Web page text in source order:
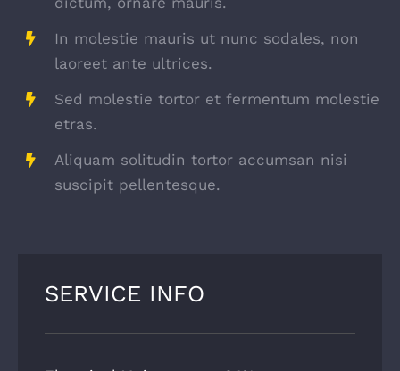
In molestie mauris ut nunc sodales, non
laoreet ante ultrices.
Sed molestie tortor et fermentum molestie
etras.
Aliquam solitudin tortor accumsan nisi
suscipit pellentesque.
SERVICE INFO